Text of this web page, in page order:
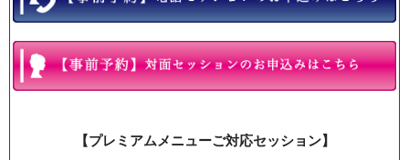
【プレミアムメニューご対応セッション】